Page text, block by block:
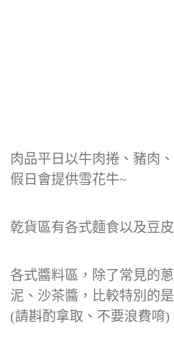
肉品平日以牛肉捲、豬肉
假日會提供雪花牛~
乾貨區有各式麵食以及豆
各式醬料區，除了常見的
泥、沙茶醬，比較特別的
(請斟酌拿取、不要浪費唷)